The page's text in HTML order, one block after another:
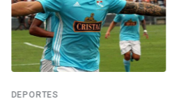
DEPORTES